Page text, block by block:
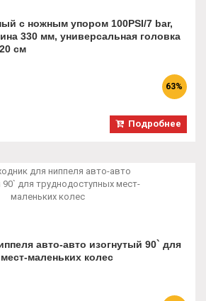
с ножным упором 100PSI/7 bar,
330 мм, универсальная головка
см
63%
Подробнее
авто-авто изогнутый 90` для
маленьких колес